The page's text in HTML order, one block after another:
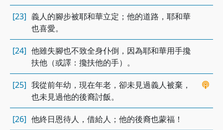
[23] 義人的腳步被耶和華立定；他的道路，耶和華
也喜愛。
[24] 他雖失腳也不致全身仆倒，因為耶和華用手攙
扶他（或譯：攙扶他的手）。
[25] 我從前年幼，現在年老，卻未見過義人被棄，
也未見過他的後裔討飯。
[26] 他終日恩待人，借給人；他的後裔也蒙福！